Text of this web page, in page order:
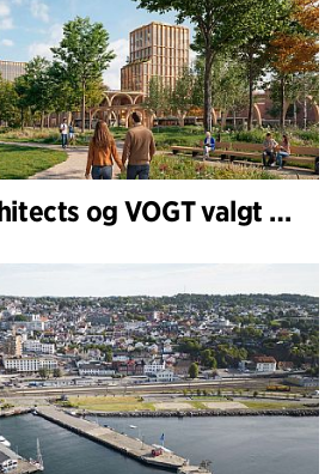
C.F. Møller Architects og VOGT valgt til å forme fremtidens Hamburg-Altona